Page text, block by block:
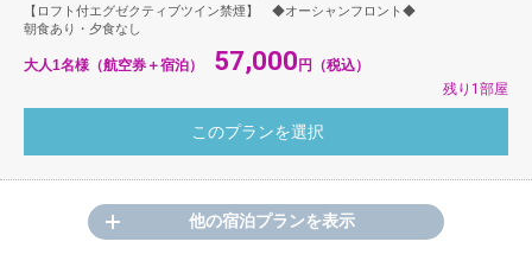
【ロフト付エグゼクティブツイン禁煙】 ◆オーシャンフロント◆
朝食あり・夕食なし
大人1名様（航空券＋宿泊） 57,000 円（税込）
残り1部屋
他の宿泊プランを表示